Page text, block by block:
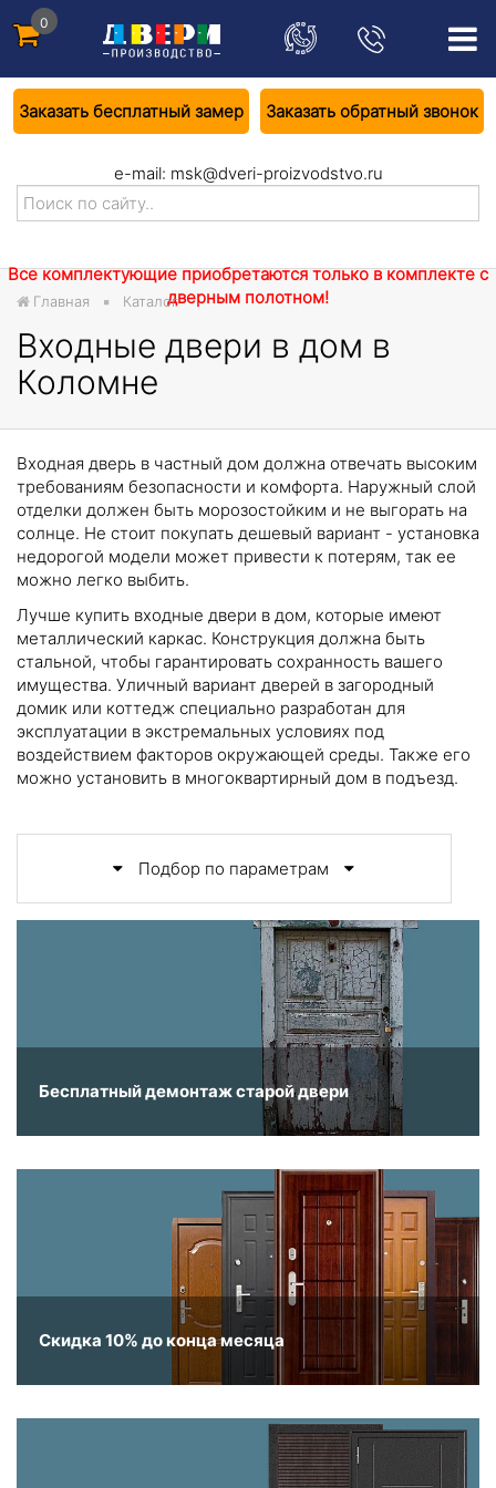
0
Заказать бесплатный замер Заказать обратный звонок
e-mail: msk@dveri-proizvodstvo.ru
Все комплектующие приобретаются только в комплекте с
дверным полотном!
Главная Каталог
Входные двери в дом в
Коломне
Входная дверь в частный дом должна отвечать высоким
требованиям безопасности и комфорта. Наружный слой
отделки должен быть морозостойким и не выгорать на
солнце. Не стоит покупать дешевый вариант - установка
недорогой модели может привести к потерям, так ее
можно легко выбить.
Лучше купить входные двери в дом, которые имеют
металлический каркас. Конструкция должна быть
стальной, чтобы гарантировать сохранность вашего
имущества. Уличный вариант дверей в загородный
домик или коттедж специально разработан для
эксплуатации в экстремальных условиях под
воздействием факторов окружающей среды. Также его
можно установить в многоквартирный дом в подъезд.
Подбор по параметрам
Бесплатный демонтаж старой двери
Скидка 10% до конца месяца